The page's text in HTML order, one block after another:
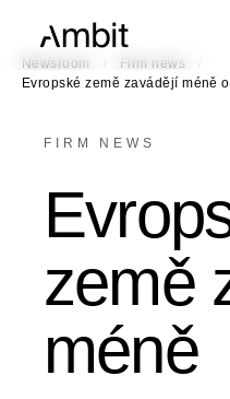
Newsroom / Firm news
/
Evropské země zavádějí méně
FIRM NEWS
země
méně